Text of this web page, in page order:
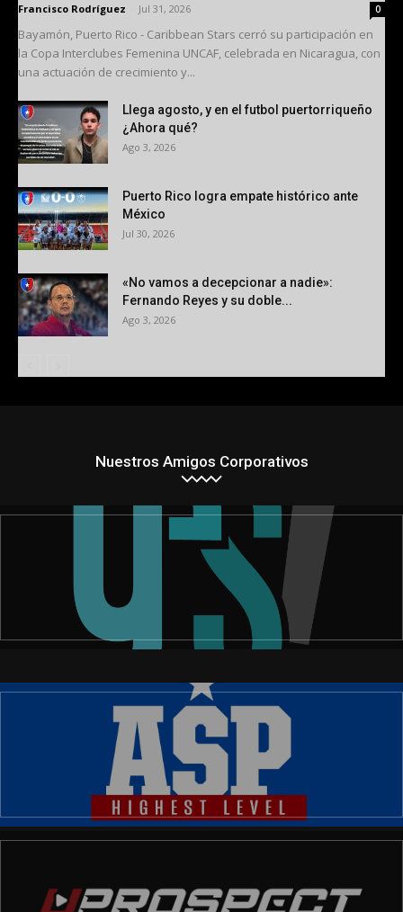
Francisco Rodríguez Jul 31, 2026 0
Bayamón, Puerto Rico - Caribbean Stars cerró su participación en
la Copa Interclubes Femenina UNCAF, celebrada en Nicaragua, con
una actuación de crecimiento y...
Llega agosto, y en el futbol puertorriqueño
¿Ahora qué?
Ago 3, 2026
Puerto Rico logra empate histórico ante
México
Jul 30, 2026
«No vamos a decepcionar a nadie»:
Fernando Reyes y su doble...
Ago 3, 2026
Nuestros Amigos Corporativos